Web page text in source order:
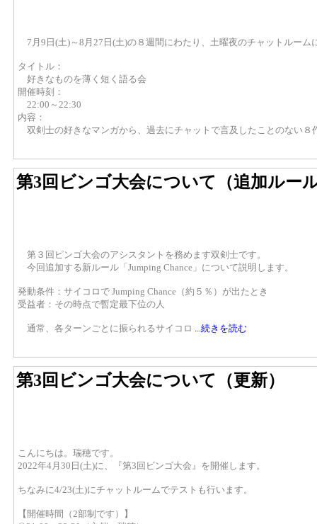
7月9日(土)～8月27日(土)の８週間にわたり、土曜夜のチャットルーム
タイトル：
好きなものを薄く短く語る会
開催時刻：
22:00～22:30
内容：
双剣士の好きなマンガから、過去にチャットで言及したことのない８
第3回ビンゴ大会について（追加ルー
第３回ピンゴ大会のアシスタントを務めます双剣士です。
今回追加する新ルール「Jumping Chance」について説明します。
発動条件：サイコロで Jumping Chance（約５％）が出たとき
受益者：その時点で暫定最下位の人
通常、各ターンごとに振られるサイコロ ...続きを読む
第3回ビンゴ大会について（更新）
こんにちは。瑞穂です。
2022年4月30日(土)に、『第3回ビンゴ大会』を開催します。
ちなみに4/23(土)にチャットルームでテストも行います。
【開催時間（2部制です）】